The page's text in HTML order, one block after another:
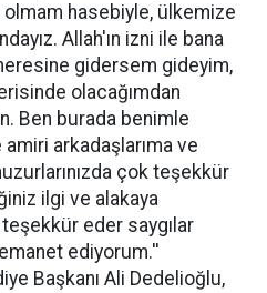
hasebiyle, ülkemize
Allah'ın izni ile bana
gidersem gideyim,
olacağımdan
Ben burada benimle
arkadaşlarıma ve
çok teşekkür
ilgi ve alakaya
eder saygılar
ediyorum.''
Başkanı Ali Dedelioğlu,